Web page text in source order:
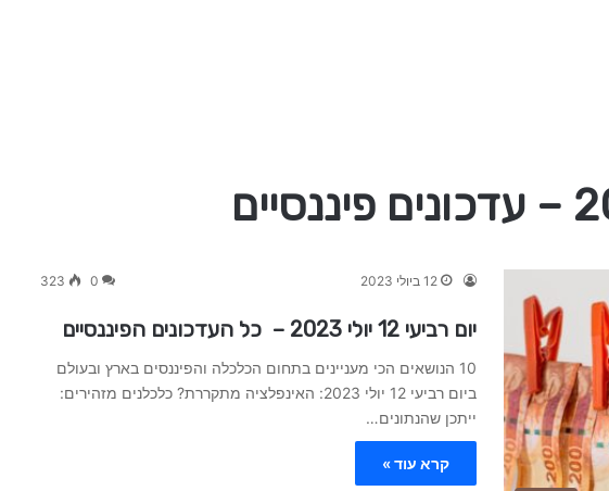
12 ביולי 2023 0
323
יום רביעי 12 יולי 2023 – כל העדכונים הפיננסיים
10 הנושאים הכי מעניינים בתחום הכלכלה והפיננסים בארץ ובעולם
ביום רביעי 12 יולי 2023: האינפלציה מתקררת? כלכלנים מזהירים:
ייתכן שהנתונים…
קרא עוד »